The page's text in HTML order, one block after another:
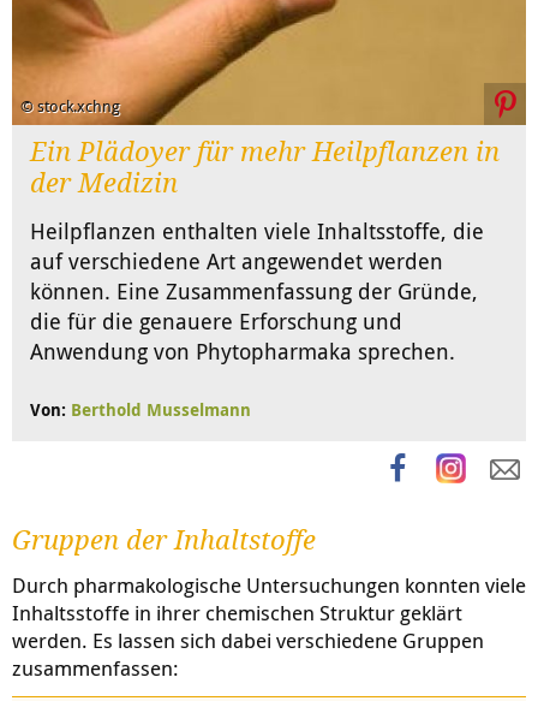
© stock.xchng
Ein Plädoyer für mehr Heilpflanzen in
der Medizin
Heilpflanzen enthalten viele Inhaltsstoffe, die
auf verschiedene Art angewendet werden
können. Eine Zusammenfassung der Gründe,
die für die genauere Erforschung und
Anwendung von Phytopharmaka sprechen.
Von: Berthold Musselmann
Gruppen der Inhaltstoffe
Durch pharmakologische Untersuchungen konnten viele
Inhaltsstoffe in ihrer chemischen Struktur geklärt
werden. Es lassen sich dabei verschiedene Gruppen
zusammenfassen: